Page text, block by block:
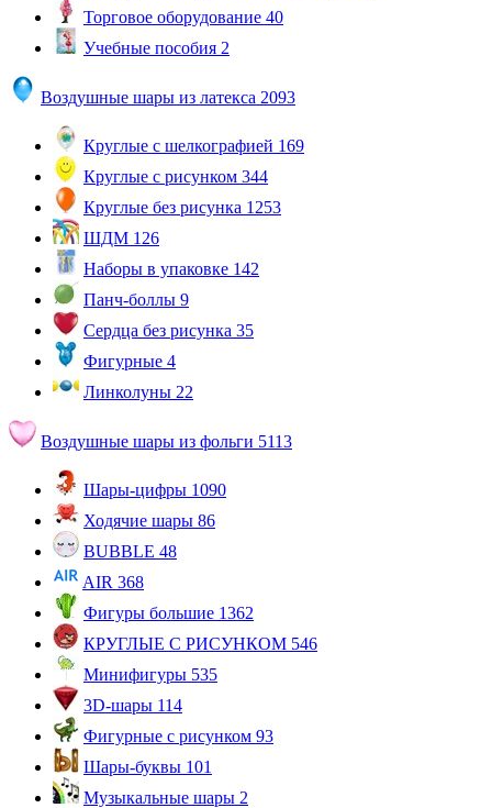
Торговое оборудование 40
Учебные пособия 2
Воздушные шары из латекса 2093
Круглые с шелкографией 169
Круглые с рисунком 344
Круглые без рисунка 1253
ШДМ 126
Наборы в упаковке 142
Панч-боллы 9
Сердца без рисунка 35
Фигурные 4
Линколуны 22
Воздушные шары из фольги 5113
Шары-цифры 1090
Ходячие шары 86
BUBBLE 48
AIR 368
Фигуры большие 1362
КРУГЛЫЕ С РИСУНКОМ 546
Минифигуры 535
3D-шары 114
Фигурные с рисунком 93
Шары-буквы 101
Музыкальные шары 2